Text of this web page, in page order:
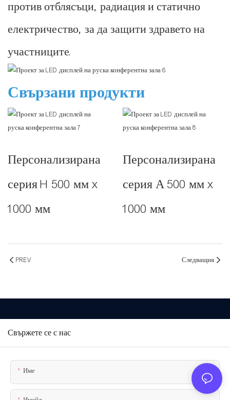
против отблясъци, радиация и статично
електричество, за да защити здравето на
участниците.
Свързани продукти
Персонализирана
серия H 500 мм x
1000 мм
Персонализирана
серия А 500 мм x
1000 мм
PREV Следващия
Свържете се с нас
Име